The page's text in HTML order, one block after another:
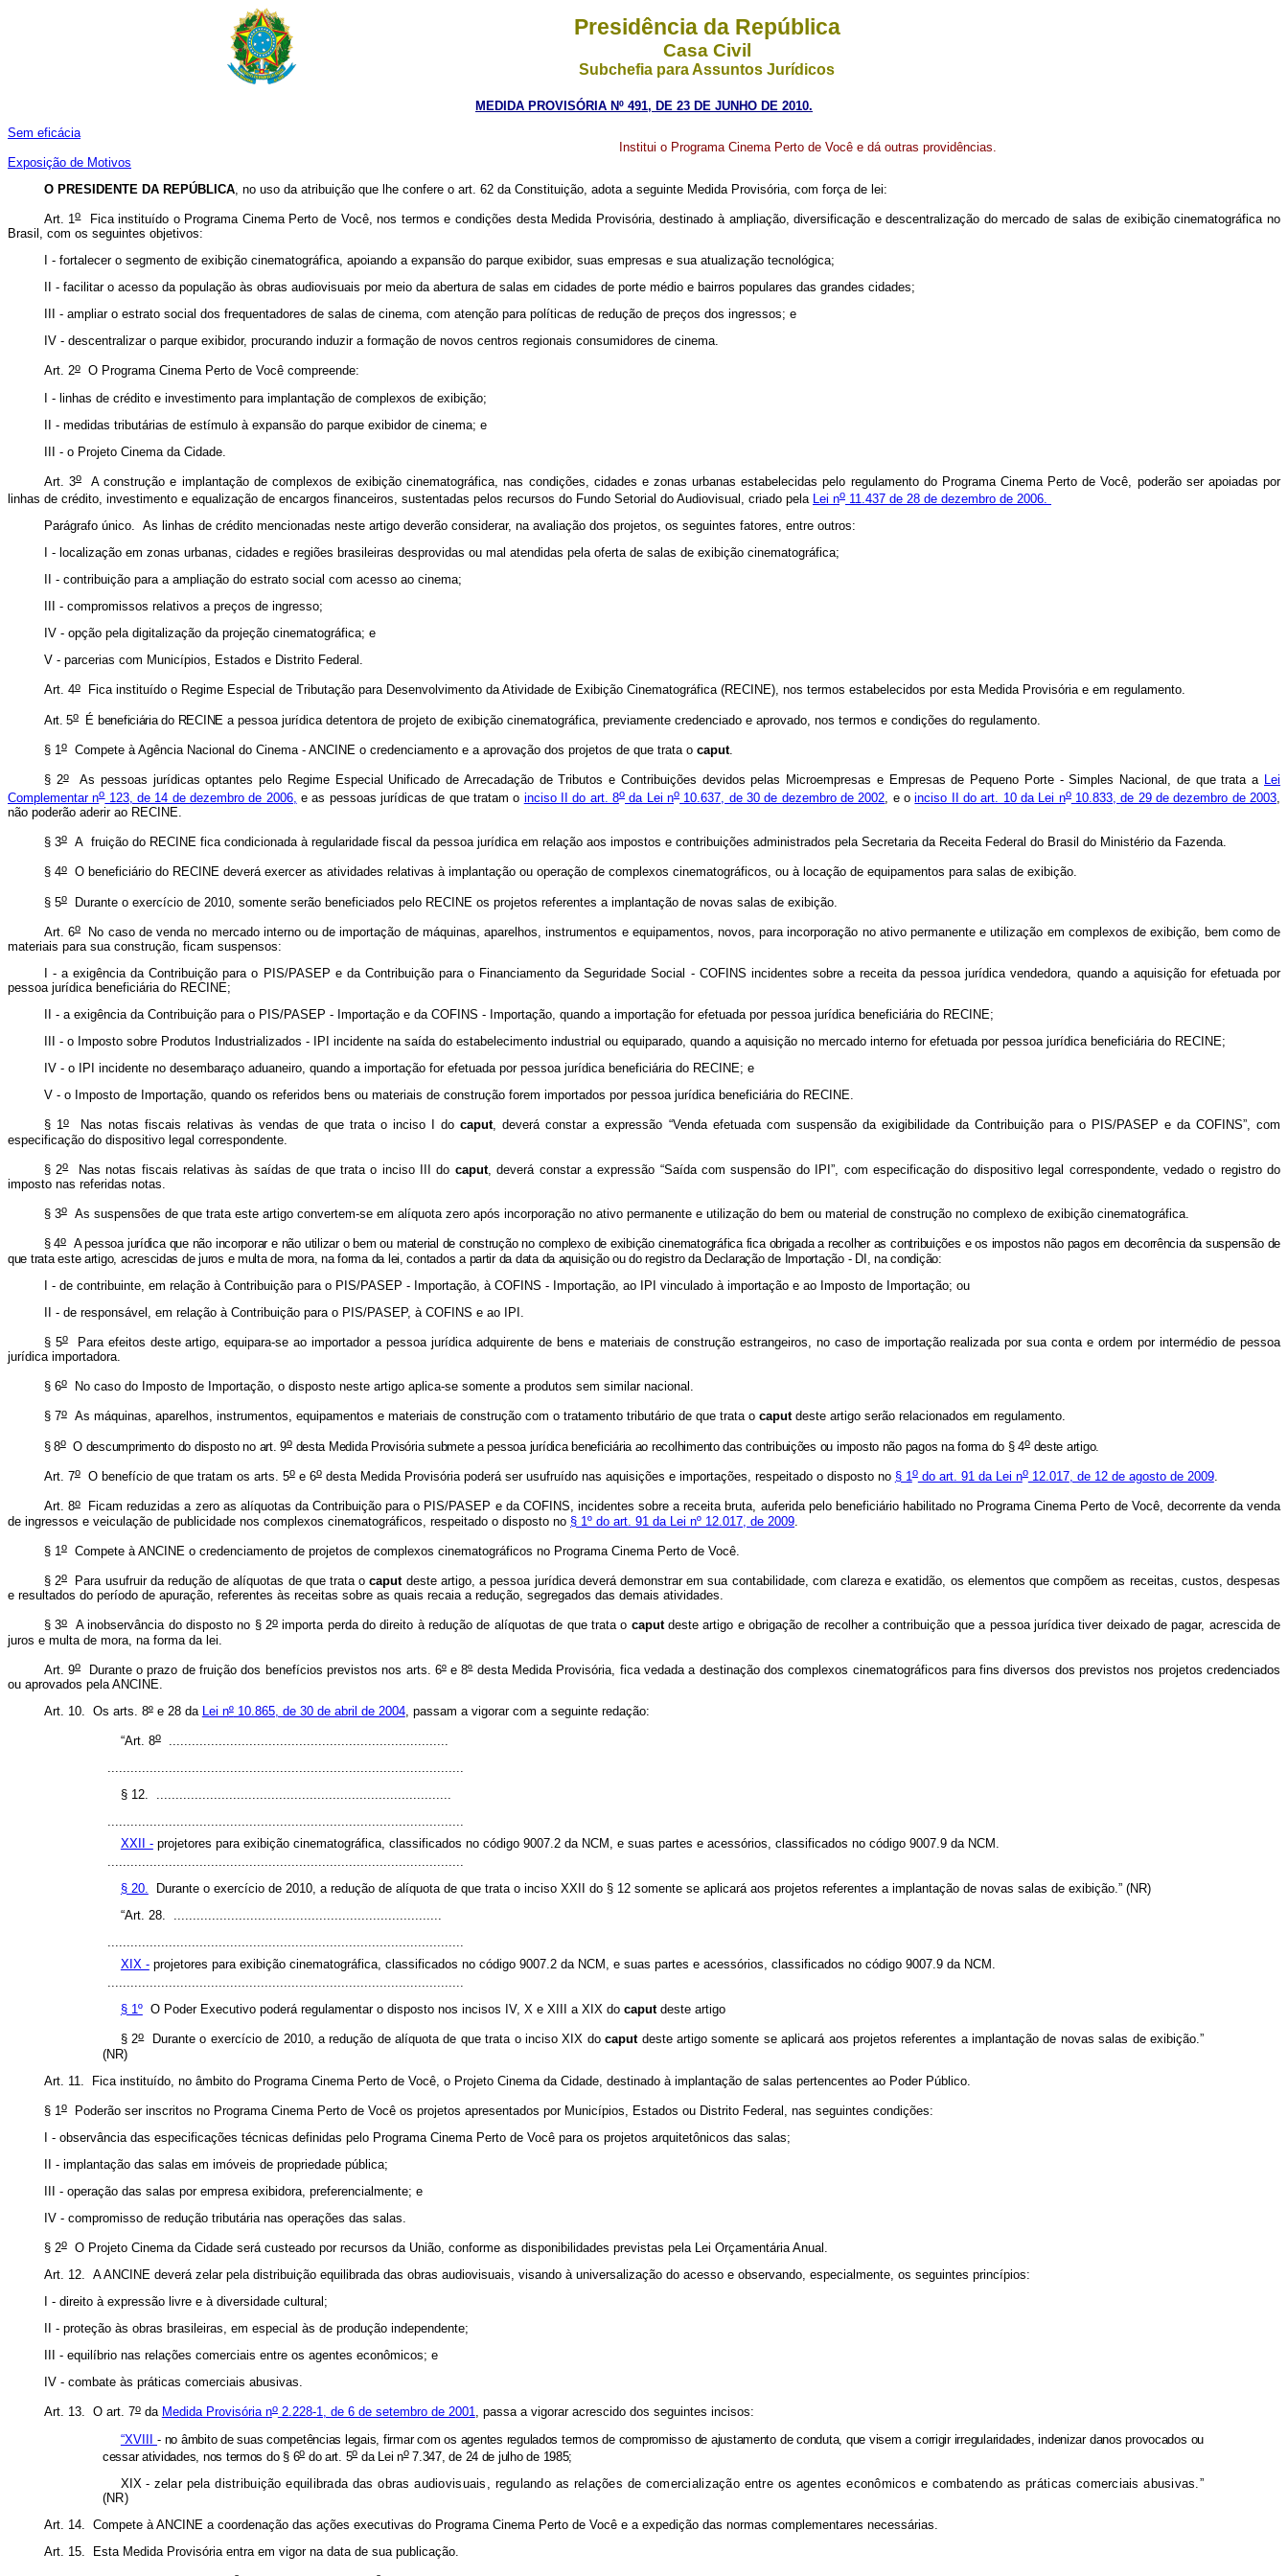
Presidência da República
Casa Civil
Subchefia para Assuntos Jurídicos
MEDIDA PROVISÓRIA Nº 491, DE 23 DE JUNHO DE 2010.
Sem eficácia
Exposição de Motivos
Institui o Programa Cinema Perto de Você e dá outras providências.
O PRESIDENTE DA REPÚBLICA, no uso da atribuição que lhe confere o art. 62 da Constituição, adota a seguinte Medida Provisória, com força de lei:
Art. 1oFica instituído o Programa Cinema Perto de Você, nos termos e condições desta Medida Provisória, destinado à ampliação, diversificação e descentralização do mercado de salas de exibição cinematográfica no
Brasil, com os seguintes objetivos:
I - fortalecer o segmento de exibição cinematográfica, apoiando a expansão do parque exibidor, suas empresas e sua atualização tecnológica;
II - facilitar o acesso da população às obras audiovisuais por meio da abertura de salas em cidades de porte médio e bairros populares das grandes cidades;
III - ampliar o estrato social dos frequentadores de salas de cinema, com atenção para políticas de redução de preços dos ingressos; e
IV - descentralizar o parque exibidor, procurando induzir a formação de novos centros regionais consumidores de cinema.
Art. 2oO Programa Cinema Perto de Você compreende:
I - linhas de crédito e investimento para implantação de complexos de exibição;
II - medidas tributárias de estímulo à expansão do parque exibidor de cinema; e
III - o Projeto Cinema da Cidade.
Art. 3oA construção e implantação de complexos de exibição cinematográfica, nas condições, cidades e zonas urbanas estabelecidas pelo regulamento do Programa Cinema Perto de Você, poderão ser apoiadas por
linhas de crédito, investimento e equalização de encargos financeiros, sustentadas pelos recursos do Fundo Setorial do Audiovisual, criado pela Lei no 11.437 de 28 de dezembro de 2006.
Parágrafo único. As linhas de crédito mencionadas neste artigo deverão considerar, na avaliação dos projetos, os seguintes fatores, entre outros:
I - localização em zonas urbanas, cidades e regiões brasileiras desprovidas ou mal atendidas pela oferta de salas de exibição cinematográfica;
II - contribuição para a ampliação do estrato social com acesso ao cinema;
III - compromissos relativos a preços de ingresso;
IV - opção pela digitalização da projeção cinematográfica; e
V - parcerias com Municípios, Estados e Distrito Federal.
Art. 4oFica instituído o Regime Especial de Tributação para Desenvolvimento da Atividade de Exibição Cinematográfica (RECINE), nos termos estabelecidos por esta Medida Provisória e em regulamento.
Art. 5oÉ beneficiária do RECINE a pessoa jurídica detentora de projeto de exibição cinematográfica, previamente credenciado e aprovado, nos termos e condições do regulamento.
§ 1oCompete à Agência Nacional do Cinema - ANCINE o credenciamento e a aprovação dos projetos de que trata o caput.
§ 2oAs pessoas jurídicas optantes pelo Regime Especial Unificado de Arrecadação de Tributos e Contribuições devidos pelas Microempresas e Empresas de Pequeno Porte - Simples Nacional, de que trata a Lei
Complementar no123, de 14 de dezembro de 2006, e as pessoas jurídicas de que tratam o inciso II do art. 8o da Lei no 10.637, de 30 de dezembro de 2002 , e oinciso II do art. 10 da Lei no10.833, de 29 de dezembro de 2003
não poderão aderir ao RECINE.
§ 3oA fruição do RECINE fica condicionada à regularidade fiscal da pessoa jurídica em relação aos impostos e contribuições administrados pela Secretaria da Receita Federal do Brasil do Ministério da Fazenda.
§ 4oO beneficiário do RECINE deverá exercer as atividades relativas à implantação ou operação de complexos cinematográficos, ou à locação de equipamentos para salas de exibição.
§ 5oDurante o exercício de 2010, somente serão beneficiados pelo RECINE os projetos referentes a implantação de novas salas de exibição.
Art. 6o
No caso de venda no mercado interno ou de importação de máquinas, aparelhos, instrumentos e equipamentos, novos, para incorporação no ativo permanente e utilização em complexos de exibição, bem como de
materiais para sua construção, ficam suspensos:
I - a exigência da Contribuição para o PIS/PASEP e da Contribuição para o Financiamento da Seguridade Social - COFINS incidentes sobre a receita da pessoa jurídica vendedora, quando a aquisição for efetuada por
pessoa jurídica beneficiária do RECINE;
II - a exigência da Contribuição para o PIS/PASEP - Importação e da COFINS - Importação, quando a importação for efetuada por pessoa jurídica beneficiária do RECINE;
III - o Imposto sobre Produtos Industrializados - IPI incidente na saída do estabelecimento industrial ou equiparado, quando a aquisição no mercado interno for efetuada por pessoa jurídica beneficiária do RECINE;
IV - o IPI incidente no desembaraço aduaneiro, quando a importação for efetuada por pessoa jurídica beneficiária do RECINE; e
V - o Imposto de Importação, quando os referidos bens ou materiais de construção forem importados por pessoa jurídica beneficiária do RECINE.
§ 1oNas notas fiscais relativas às vendas de que trata o inciso I docaput, deverá constar a expressão “Venda efetuada com suspensão da exigibilidade da Contribuição para o PIS/PASEP e da COFINS”, com
especificação do dispositivo legal correspondente.
§ 2oNas notas fiscais relativas às saídas de que trata o inciso III do caput, deverá constar a expressão “Saída com suspensão do IPI”, com especificação do dispositivo legal correspondente, vedado o registro do
imposto nas referidas notas.
§ 3oAs suspensões de que trata este artigo convertem-se em alíquota zero após incorporação no ativo permanente e utilização do bem ou material de construção no complexo de exibição cinematográfica.
§ 4oA pessoa jurídica que não incorporar e não utilizar o bem ou material de construção no complexo de exibição cinematográfica fica obrigada a recolher as contribuições e os impostos não pagos em decorrência da suspensão de
que trata este artigo, acrescidas de juros e multa de mora, na forma da lei, contados a partir da data da aquisição ou do registro da Declaração de Importação - DI, na condição:
I - de contribuinte, em relação à Contribuição para o PIS/PASEP - Importação, à COFINS - Importação, ao IPI vinculado à importação e ao Imposto de Importação; ou
II - de responsável, em relação à Contribuição para o PIS/PASEP, à COFINS e ao IPI.
§ 5oPara efeitos deste artigo, equipara-se ao importador a pessoa jurídica adquirente de bens e materiais de construção estrangeiros, no caso de importação realizada por sua conta e ordem por intermédio de pessoa
jurídica importadora.
§ 6oNo caso do Imposto de Importação, o disposto neste artigo aplica-se somente a produtos sem similar nacional.
§ 7oAs máquinas, aparelhos, instrumentos, equipamentos e materiais de construção com o tratamento tributário de que trata o caputdeste artigo serão relacionados em regulamento.
§ 8oO descumprimento do disposto no art. 9odesta Medida Provisória submete a pessoa jurídica beneficiária ao recolhimento das contribuições ou imposto não pagos na forma do § 4odeste artigo.
Art. 7oO benefício de que tratam os arts. 5oe 6odesta Medida Provisória poderá ser usufruído nas aquisições e importações, respeitado o disposto no § 1odo art. 91 da Lei no12.017, de 12 de agosto de 2009.
Art. 8oFicam reduzidas a zero as alíquotas da Contribuição para o PIS/PASEP e da COFINS, incidentes sobre a receita bruta, auferida pelo beneficiário habilitado no Programa Cinema Perto de Você, decorrente da venda
de ingressos e veiculação de publicidade nos complexos cinematográficos, respeitado o disposto no § 1º do art. 91 da Lei nº 12.017, de 2009
§ 1oCompete à ANCINE o credenciamento de projetos de complexos cinematográficos no Programa Cinema Perto de Você.
§ 2o Para usufruir da redução de alíquotas de que trata ocaputdeste artigo, a pessoa jurídica deverá demonstrar em sua contabilidade, com clareza e exatidão, os elementos que compõem as receitas, custos, despesas
e resultados do período de apuração, referentes às receitas sobre as quais recaia a redução, segregados das demais atividades.
§ 3oA inobservância do disposto no § 2oimporta perda do direito à redução de alíquotas de que trata o caputdeste artigo e obrigação de recolher a contribuição que a pessoa jurídica tiver deixado de pagar, acrescida de
juros e multa de mora, na forma da lei.
Art. 9o Durante o prazo de fruição dos benefícios previstos nos arts. 6ºe 8ºdesta Medida Provisória, fica vedada a destinação dos complexos cinematográficos para fins diversos dos previstos nos projetos credenciados
ou aprovados pela ANCINE.
Art. 10. Os arts. 8ºe 28 da Lei nº10.865, de 30 de abril de 2004, passam a vigorar com a seguinte redação:
“Art. 8o.........................................................................
.............................................................................................
§ 12. .............................................................................
.............................................................................................
XXII -projetores para exibição cinematográfica, classificados no código 9007.2 da NCM, e suas partes e acessórios, classificados no código 9007.9 da NCM.
.............................................................................................
§ 20. Durante o exercício de 2010, a redução de alíquota de que trata o inciso XXII do § 12 somente se aplicará aos projetos referentes a implantação de novas salas de exibição.” (NR)
“Art. 28. ......................................................................
.............................................................................................
XIX -projetores para exibição cinematográfica, classificados no código 9007.2 da NCM, e suas partes e acessórios, classificados no código 9007.9 da NCM.
.............................................................................................
§ 1ºO Poder Executivo poderá regulamentar o disposto nos incisos IV, X e XIII a XIX do caputdeste artigo
§ 2oDurante o exercício de 2010, a redução de alíquota de que trata o inciso XIX docaputdeste artigo somente se aplicará aos projetos referentes a implantação de novas salas de exibição.”
(NR)
Art. 11.
Fica instituído, no âmbito do Programa Cinema Perto de Você, o Projeto Cinema da Cidade, destinado à implantação de salas pertencentes ao Poder Público.
§ 1oPoderão ser inscritos no Programa Cinema Perto de Você os projetos apresentados por Municípios, Estados ou Distrito Federal, nas seguintes condições:
I - observância das especificações técnicas definidas pelo Programa Cinema Perto de Você para os projetos arquitetônicos das salas;
II - implantação das salas em imóveis de propriedade pública;
III - operação das salas por empresa exibidora, preferencialmente; e
IV - compromisso de redução tributária nas operações das salas.
§ 2oO Projeto Cinema da Cidade será custeado por recursos da União, conforme as disponibilidades previstas pela Lei Orçamentária Anual.
Art. 12. A ANCINE deverá zelar pela distribuição equilibrada das obras audiovisuais, visando à universalização do acesso e observando, especialmente, os seguintes princípios:
I - direito à expressão livre e à diversidade cultural;
II - proteção às obras brasileiras, em especial às de produção independente;
III - equilíbrio nas relações comerciais entre os agentes econômicos; e
IV - combate às práticas comerciais abusivas.
Art. 13. O art. 7oda Medida Provisória no2.228-1, de 6 de setembro de 2001, passa a vigorar acrescido dos seguintes incisos:
“XVIII - no âmbito de suas competências legais, firmar com os agentes regulados termos de compromisso de ajustamento de conduta, que visem a corrigir irregularidades, indenizar danos provocados ou
cessar atividades, nos termos do § 6o do art. 5oda Lei no7.347, de 24 de julho de 1985;
XIX - zelar pela distribuição equilibrada das obras audiovisuais, regulando as relações de comercialização entre os agentes econômicos e combatendo as práticas comerciais abusivas.”
(NR)
Art. 14. Compete à ANCINE a coordenação das ações executivas do Programa Cinema Perto de Você e a expedição das normas complementares necessárias.
Art. 15. Esta Medida Provisória entra em vigor na data de sua publicação.